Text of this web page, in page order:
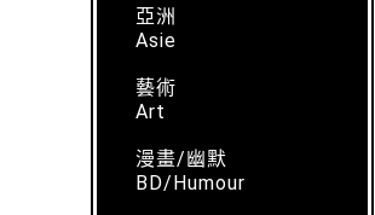
亞洲
Asie
藝術
Art
漫畫/幽默
BD/Humour